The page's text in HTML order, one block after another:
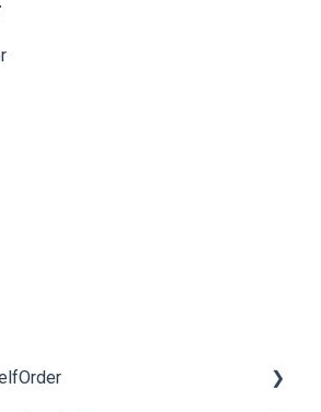
bestellen
& Collect
Kasse